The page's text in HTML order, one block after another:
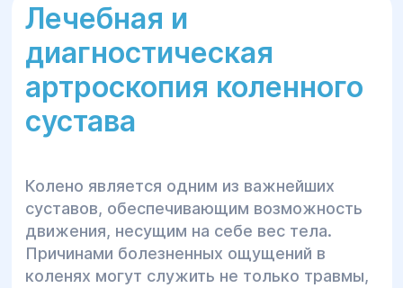
Лечебная и
диагностическая
артроскопия коленного
сустава
Колено является одним из важнейших
суставов, обеспечивающим возможность
движения, несущим на себе вес тела.
Причинами болезненных ощущений в
коленях могут служить не только травмы,